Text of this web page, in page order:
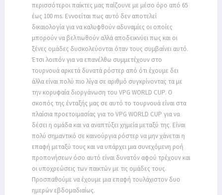
περισσότεροι παίκτες μας παίζουνε με μέσο όρο από 65
έως 100 ms. Εννοείται πως αυτό δεν αποτελεί
δικαιολογία για να καλυφθούν αδυναμίες οι οποίες
μπορούν να βελτιωθούν αλλά αποδεικνύει πως και οι
ξένες ομάδες δυσκολεύονται όταν τους συμβαίνει αυτό.
Έτσι λοιπόν για να επανέλθω συμμετέχουν στο
τουρνουά αρκετά δυνατά ρόστερ από ότι έχουμε δει
άλλα είναι πολύ πιο λίγα σε αριθμό συγκρίνοντας τα με
την κορυφαία διοργάνωση του VPG WORLD CUP. Ο
σκοπός της ένταξής μας σε αυτό το τουρνουά είναι στα
πλαίσια προετοιμασίας για το VPG WORLD CUP για να
δέσει η ομάδα και να αναπτύξει χημεία μεταξύ της. Είναι
πολύ σημαντικό σε καινούργια ρόστερ να μην χάνεται η
επαφή μεταξύ τους και να υπάρχει μια συνεχόμενη ροή
προπονήσεων όσο αυτό είναι δυνατόν αφού τρέχουν και
οι υποχρεώσεις των παικτών με τις ομάδες τους.
Προσπαθούμε να έχουμε μια επαφή τουλάχιστον δυο
ημερών εβδομαδιαίως.